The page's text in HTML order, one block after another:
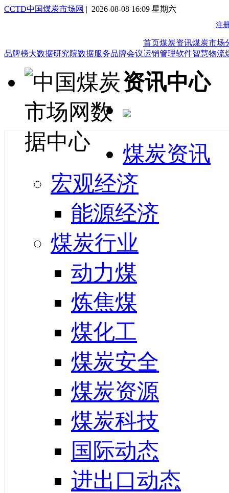
CCTD中国煤炭市场网 | 2026-08-08 16:09 星期六
首页煤炭资讯煤炭市场
品牌榜大数据研究院数据服务品牌会议运销管理软件智慧物流
资讯中心
煤炭资讯
宏观经济
能源经济
煤炭行业
动力煤
炼焦煤
煤化工
煤炭安全
煤炭资源
煤炭科技
国际动态
进出口动态